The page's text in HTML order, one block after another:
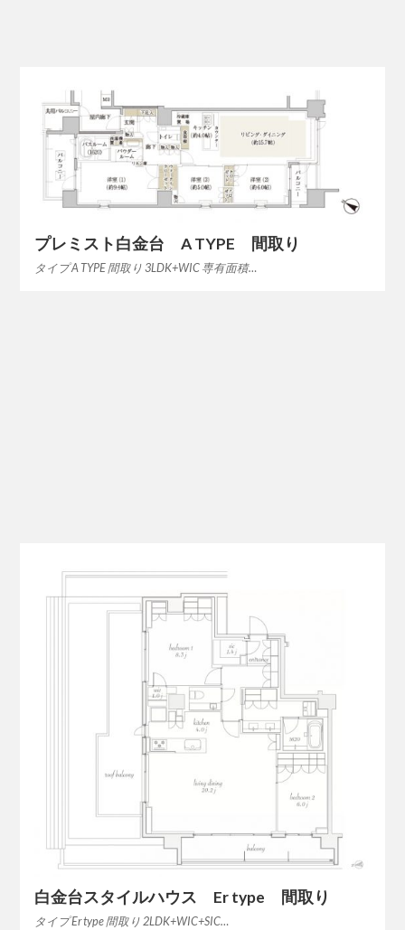
プレミスト白金台 A TYPE 間取り
タイプ A TYPE 間取り 3LDK+WIC 専有面積…
白金台スタイルハウス Er type 間取り
タイプ Er type 間取り 2LDK+WIC+SIC…